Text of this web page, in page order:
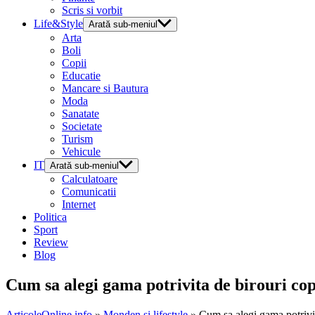
Scris si vorbit
Life&Style Arată sub-meniul
Arta
Boli
Copii
Educatie
Mancare si Bautura
Moda
Sanatate
Societate
Turism
Vehicule
IT Arată sub-meniul
Calculatoare
Comunicatii
Internet
Politica
Sport
Review
Blog
Cum sa alegi gama potrivita de birouri